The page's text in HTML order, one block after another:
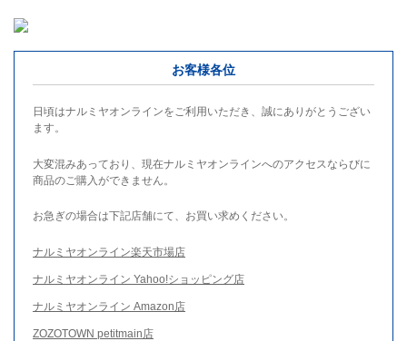
お客様各位
日頃はナルミヤオンラインをご利用いただき、誠にありがとうござい
ます。
大変混みあっており、現在ナルミヤオンラインへのアクセスならびに
商品のご購入ができません。
お急ぎの場合は下記店舗にて、お買い求めください。
ナルミヤオンライン楽天市場店
ナルミヤオンライン Yahoo!ショッピング店
ナルミヤオンライン Amazon店
ZOZOTOWN petitmain店